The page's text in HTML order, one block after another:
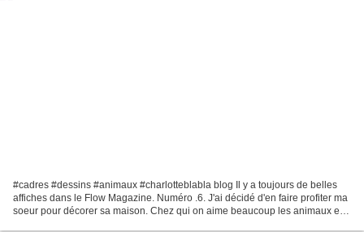
#cadres #dessins #animaux #charlotteblabla blog Il y a toujours de belles
affiches dans le Flow Magazine. Numéro .6. J'ai décidé d'en faire profiter ma
soeur pour décorer sa maison. Chez qui on aime beaucoup les animaux et